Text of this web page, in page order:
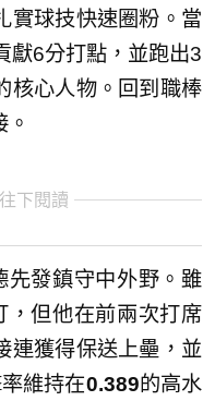
實球技快速圈粉。當
獻6分打點，並跑出3
核心人物。回到職棒
下閱讀
先發鎮守中外野。雖
，但他在前兩次打席
連獲得保送上壘，並
維持在0.389的高水